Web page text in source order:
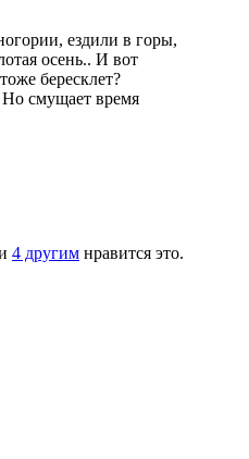
ездили в горы,
осень.. И вот
бересклет?
смущает время
4 другим нравится это.